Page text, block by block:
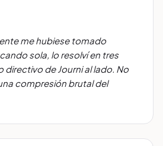
me hubiese tomado
sola, lo resolví en tres
directivo de Journi al lado. No
compresión brutal del